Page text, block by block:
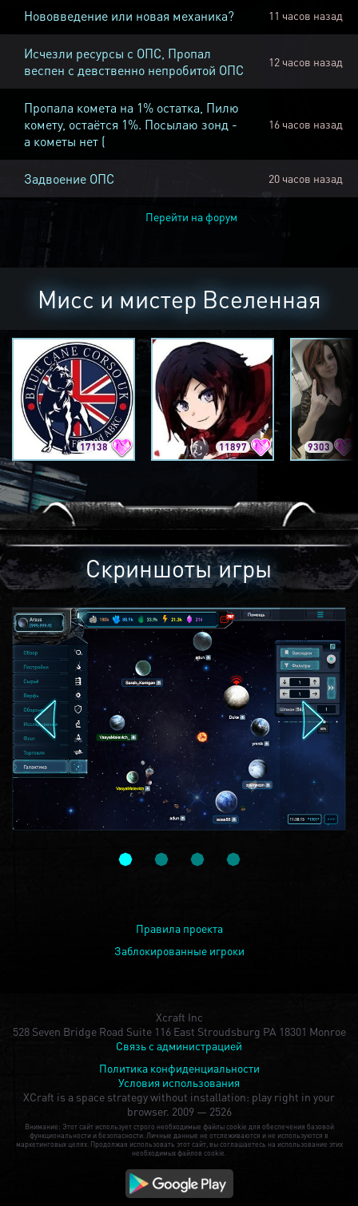
Нововведение или новая механика? 11 часов назад
Исчезли ресурсы с ОПС, Пропал
веспен с девственно непробитой ОПС
12 часов назад
Пропала комета на 1% остатка, Пилю
комету, остаётся 1%. Посылаю зонд -
а кометы нет (
16 часов назад
Задвоение ОПС 20 часов назад
Перейти на форум
Мисс и мистер Вселенная
17138 11897 9303
Скриншоты игры
Правила проекта
Заблокированные игроки
Xcraft Inc
528 Seven Bridge Road Suite 116 East Stroudsburg PA 18301 Monroe
Связь с администрацией
Политика конфиденциальности
Условия использования
XCraft is a space strategy without installation: play right in your
browser. 2009 — 2526
Внимание: Этот сайт использует строго необходимые файлы cookie для обеспечения базовой
функциональности и безопасности. Личные данные не отслеживаются и не используются в
маркетинговых целях. Продолжая использовать этот сайт, вы соглашаетесь на использование этих
необходимых файлов cookie.